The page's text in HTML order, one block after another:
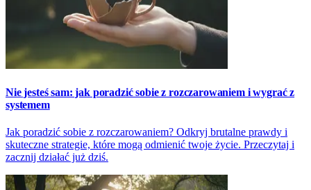
Nie jesteś sam: jak poradzić sobie z rozczarowaniem i wygrać z
systemem
Jak poradzić sobie z rozczarowaniem? Odkryj brutalne prawdy i
skuteczne strategie, które mogą odmienić twoje życie. Przeczytaj i
zacznij działać już dziś.